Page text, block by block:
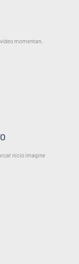
momentan.
nicio imagine